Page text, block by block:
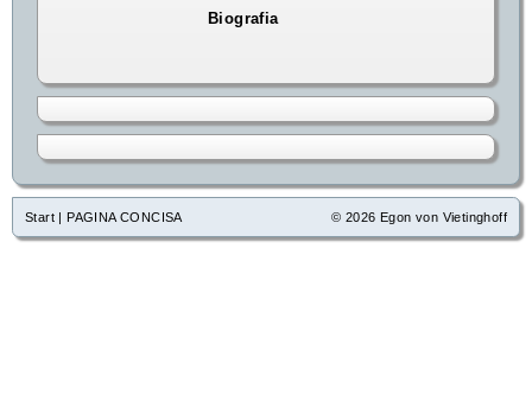
Biografia
Start | PAGINA CONCISA © 2026 Egon von Vietinghoff